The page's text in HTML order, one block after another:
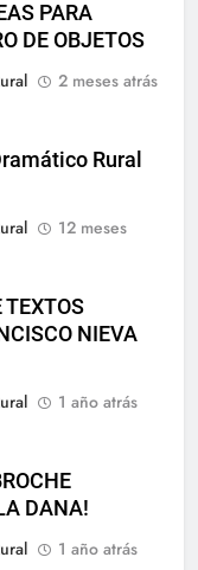
PARA
DE OBJETOS
2 meses atrás
Rural
12 meses
TEXTOS
NIEVA
1 año atrás
DANA!
1 año atrás